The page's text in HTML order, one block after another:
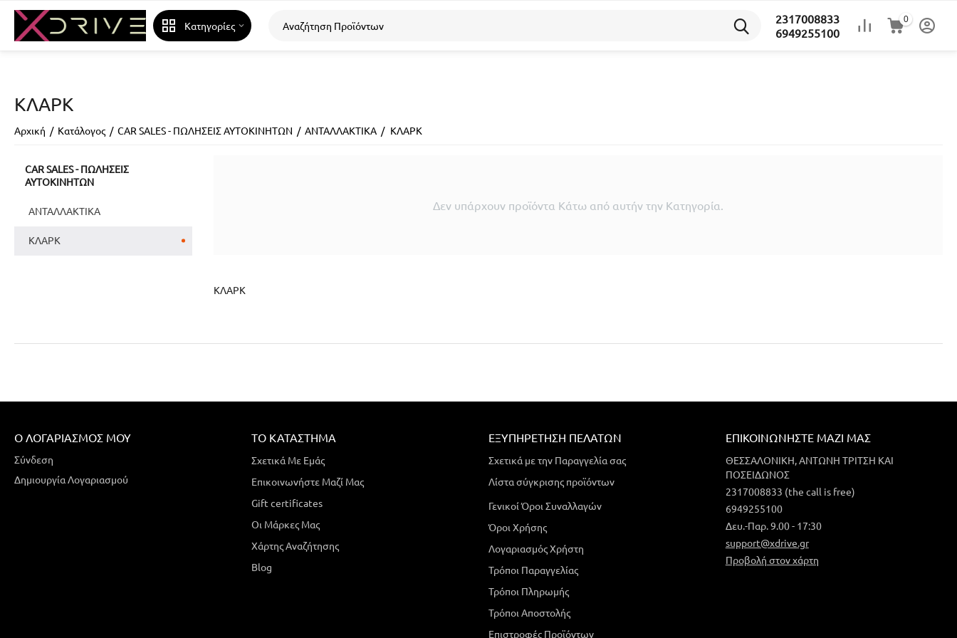
Κατηγορίες
2317008833
6949255100
0
ΚΛΑΡΚ
Αρχική / Κατάλογος / CAR SALES - ΠΩΛΗΣΕΙΣ ΑΥΤΟΚΙΝΗΤΩΝ / ΑΝΤΑΛΛΑΚΤΙΚΑ / ΚΛΑΡΚ
ΚΛΑΡΚ
Δεν υπάρχουν προϊόντα Κάτω από αυτήν την Κατηγορία.
CAR SALES - ΠΩΛΗΣΕΙΣ
ΑΥΤΟΚΙΝΗΤΩΝ
ΑΝΤΑΛΛΑΚΤΙΚΑ
ΚΛΑΡΚ
Ο ΛΟΓΑΡΙΑΣΜΌΣ ΜΟΥ
Σύνδεση
Δημιουργία Λογαριασμού
ΤΟ ΚΑΤΆΣΤΗΜΑ
Σχετικά Με Εμάς
Επικοινωνήστε Μαζί Μας
Gift certificates
Οι Μάρκες Μας
Χάρτης Αναζήτησης
Blog
ΕΞΥΠΗΡΈΤΗΣΗ ΠΕΛΑΤΏΝ
Σχετικά με την Παραγγελία σας
Λίστα σύγκρισης προϊόντων
Γενικοί Όροι Συναλλαγών
Όροι Χρήσης
Λογαριασμός Χρήστη
Τρόποι Παραγγελίας
Τρόποι Πληρωμής
Τρόποι Αποστολής
Επιστροφές Προϊόντων
ΕΠΙΚΟΙΝΩΝΉΣΤΕ ΜΑΖΊ ΜΑΣ
ΘΕΣΣΑΛΟΝΙΚΗ, ΑΝΤΩΝΗ ΤΡΙΤΣΗ ΚΑΙ
ΠΟΣΕΙΔΩΝΟΣ
2317008833 (the call is free)
6949255100
Δευ.-Παρ. 9.00 - 17:30
support@xdrive.gr
Προβολή στον χάρτη